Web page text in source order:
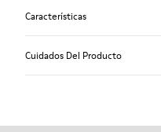
Características
Cuidados Del Producto
Nuestros zapatos se han